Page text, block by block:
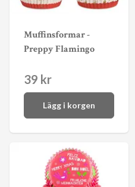
Muffinsformar -
Preppy Flamingo
39 kr
Lägg i korgen